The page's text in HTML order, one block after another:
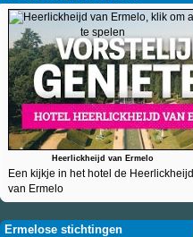
Heerlickheijd van Ermelo
Een kijkje in het hotel de Heerlickheijd
van Ermelo
Ermelose stichtingen